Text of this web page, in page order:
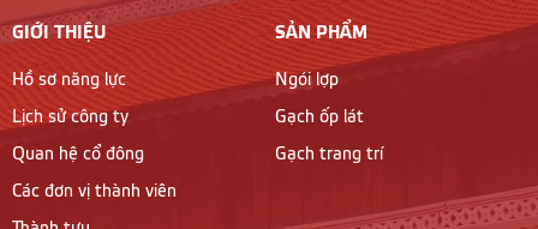
GIỚI THIỆU
Hồ sơ năng lực
Lịch sử công ty
Quan hệ cổ đông
Các đơn vị thành viên
SẢN PHẨM
Ngói lợp
Gạch ốp lát
Gạch trang trí